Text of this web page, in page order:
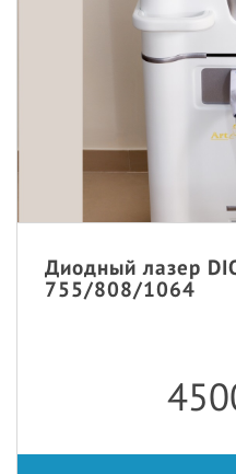
Диодный лазер
755/808/1064